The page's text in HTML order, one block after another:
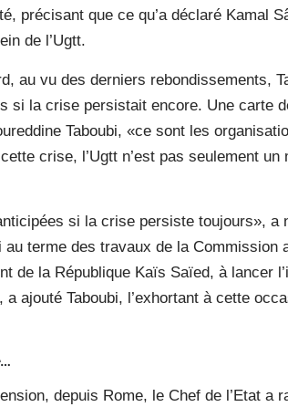
précisant que ce qu’a déclaré Kamal
de l’Ugtt.
au vu des derniers rebondissements,
si la crise persistait encore. Une carte
Taboubi, «ce sont les
crise, l’Ugtt n’est pas seulement
si la crise persiste toujours», a
au terme des travaux de la Commission
de la République Kaïs Saïed, à lancer
ajouté Taboubi, l’exhortant à cette
depuis Rome, le Chef de l’Etat a